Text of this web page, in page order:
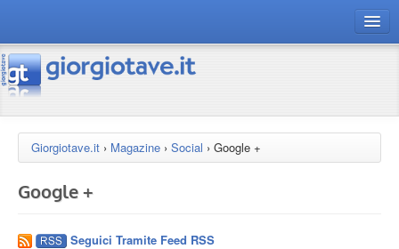
connect gt
risorse
Giorgiotave.it › Magazine › Social › Google +
Google +
Seguici Tramite Feed RSS